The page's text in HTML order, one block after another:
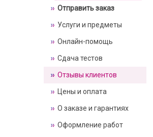
Отправить заказ
Услуги и предметы
Онлайн-помощь
Сдача тестов
Отзывы клиентов
Цены и оплата
О заказе и гарантиях
Оформление работ